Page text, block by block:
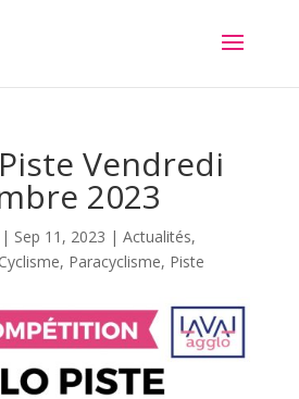
Vendredi
2023
| Sep 11, 2023 | Actualités,
, Paracyclisme, Piste